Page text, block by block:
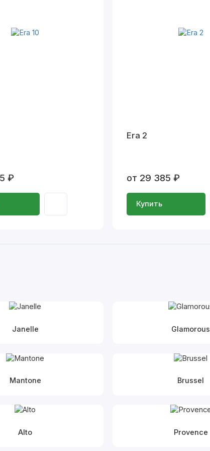
₽
Era 2
от 29 385 ₽
Купить
Janelle Glamorous
Mantone Brussel
Alto Provence